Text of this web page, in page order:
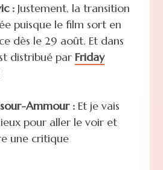
: Justement, la transition
puisque le film sort en
dès le 29 août. Et dans
distribué par Friday
Ammour :Et je vais
pour aller le voir et
une critique